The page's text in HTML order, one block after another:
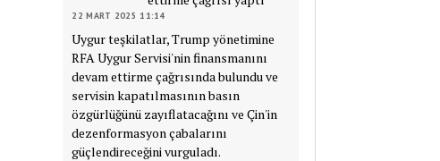
22 MART 2025 11:14
Uygur teşkilatlar, Trump yönetimine
RFA Uygur Servisi'nin finansmanını
devam ettirme çağrısında bulundu ve
servisin kapatılmasının basın
özgürlüğünü zayıflatacağını ve Çin'in
dezenformasyon çabalarını
güçlendireceğini vurguladı.